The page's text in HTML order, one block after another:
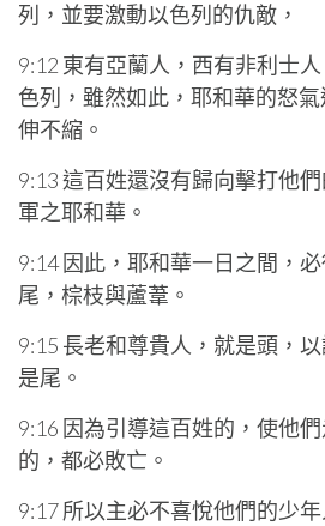
列，並要激動以色列的仇敵，
9:12 東有亞蘭人，西有非利士
色列，雖然如此，耶和華的怒
伸不縮。
9:13 這百姓還沒有歸向擊打他
軍之耶和華。
9:14 因此，耶和華一日之間，
尾，棕枝與蘆葦。
9:15 長老和尊貴人，就是頭，
是尾。
9:16 因為引導這百姓的，使他
的，都必敗亡。
9:17 所以主必不喜悅他們的少